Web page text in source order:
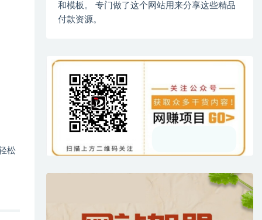
松
和模板。 专门做了这个网站用来分享这些精品
付款资源。